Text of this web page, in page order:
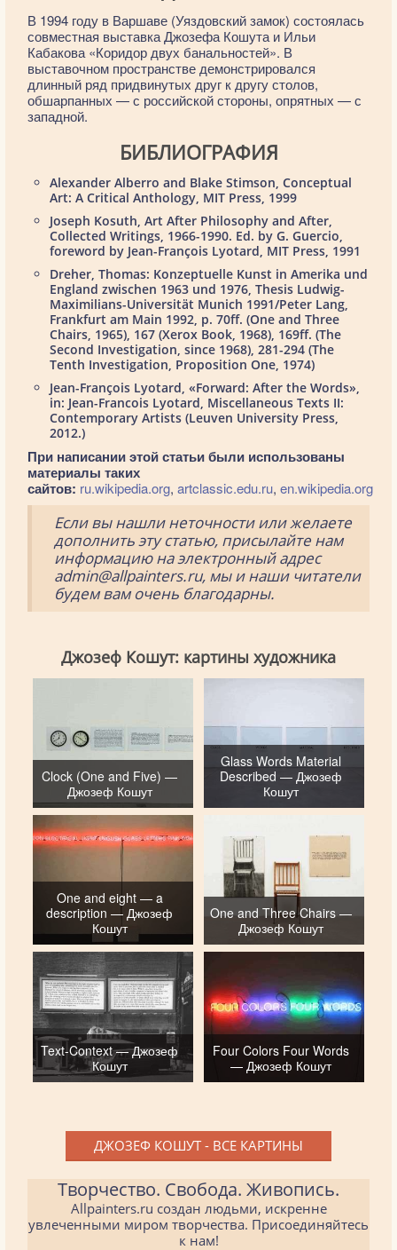
В 1994 году в Варшаве (Уяздовский замок) состоялась
совместная выставка Джозефа Кошута и Ильи
Кабакова «Коридор двух банальностей». В
выставочном пространстве демонстрировался
длинный ряд придвинутых друг к другу столов,
обшарпанных — с российской стороны, опрятных — с
западной.
БИБЛИОГРАФИЯ
Alexander Alberro and Blake Stimson, Conceptual
Art: A Critical Anthology, MIT Press, 1999
Joseph Kosuth, Art After Philosophy and After,
Collected Writings, 1966-1990. Ed. by G. Guercio,
foreword by Jean-François Lyotard, MIT Press, 1991
Dreher, Thomas: Konzeptuelle Kunst in Amerika und
England zwischen 1963 und 1976, Thesis Ludwig-
Maximilians-Universität Munich 1991/Peter Lang,
Frankfurt am Main 1992, p. 70ff. (One and Three
Chairs, 1965), 167 (Xerox Book, 1968), 169ff. (The
Second Investigation, since 1968), 281-294 (The
Tenth Investigation, Proposition One, 1974)
Jean-François Lyotard, «Forward: After the Words»,
in: Jean-Francois Lyotard, Miscellaneous Texts II:
Contemporary Artists (Leuven University Press,
2012.)
При написании этой статьи были использованы
материалы таких
сайтов: ru.wikipedia.org, artclassic.edu.ru, en.wikipedia.org
Если вы нашли неточности или желаете
дополнить эту статью, присылайте нам
информацию на электронный адрес
admin@allpainters.ru, мы и наши читатели
будем вам очень благодарны.
Джозеф Кошут: картины художника
Clock (One and Five) —
Джозеф Кошут
Glass Words Material
Described — Джозеф
Кошут
One and eight — a
description — Джозеф
Кошут
One and Three Chairs —
Джозеф Кошут
Text-Context — Джозеф
Кошут
Four Colors Four Words
— Джозеф Кошут
ДЖОЗЕФ КОШУТ - ВСЕ КАРТИНЫ
Творчество. Свобода. Живопись.
Allpainters.ru создан людьми, искренне
увлеченными миром творчества. Присоединяйтесь
к нам!